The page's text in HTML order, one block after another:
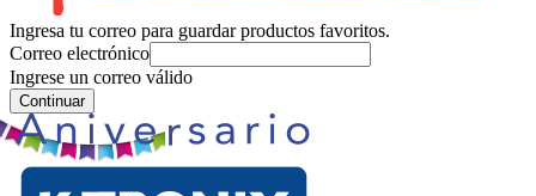
Ingresa tu correo para guardar productos favoritos.
Correo electrónico
Ingrese un correo válido
Continuar